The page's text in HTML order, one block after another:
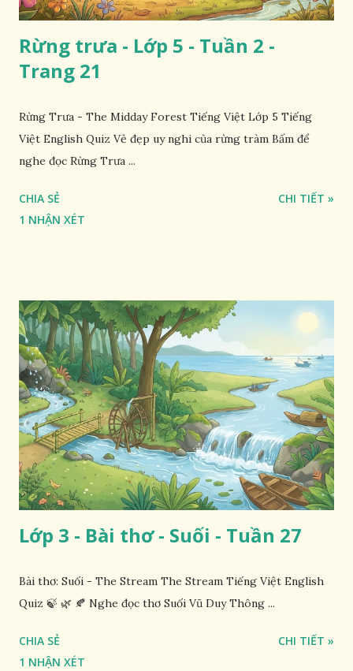
Rừng trưa - Lớp 5 - Tuần 2 -
Trang 21
Rừng Trưa - The Midday Forest Tiếng Việt Lớp 5 Tiếng
Việt English Quiz Vẻ đẹp uy nghi của rừng tràm Bấm để
nghe đọc Rừng Trưa ...
CHIA SẺ
1 NHẬN XÉT
CHI TIẾT »
Lớp 3 - Bài thơ - Suối - Tuần 27
Bài thơ: Suối - The Stream The Stream Tiếng Việt English
Quiz 🍃 🌿 🍂 Nghe đọc thơ Suối Vũ Duy Thông ...
CHIA SẺ
1 NHẬN XÉT
CHI TIẾT »